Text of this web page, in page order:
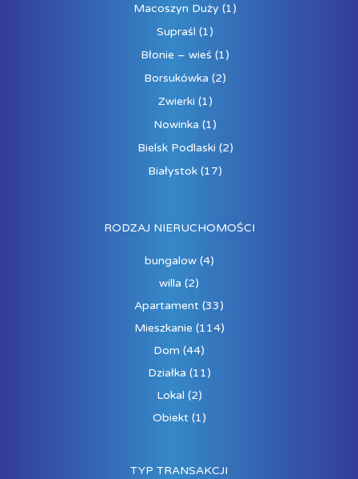
Macoszyn Duży (1)
Supraśl (1)
Błonie – wieś (1)
Borsukówka (2)
Zwierki (1)
Nowinka (1)
Bielsk Podlaski (2)
Białystok (17)
RODZAJ NIERUCHOMOŚCI
bungalow(4)
willa (2)
Apartament (33)
Mieszkanie (114)
Dom (44)
Działka (11)
Lokal (2)
Obiekt(1)
TYP TRANSAKCJI